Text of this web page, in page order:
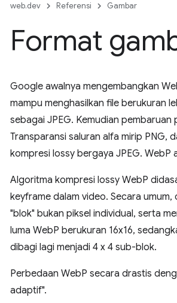
web.dev Referensi Gambar
Format
Google awalnya mengembangkan
mampu menghasilkan file berukuran
sebagai JPEG. Kemudian
Transparansi saluran alfa mirip PNG,
kompresi lossy bergaya JPEG. WebP
Algoritma kompresi lossy WebP
keyframe dalam video. Secara
"blok" bukan piksel individual, serta
luma WebP berukuran 16x16,
dibagi lagi menjadi 4 x 4 sub-blok.
Perbedaan WebP secara drastis
adaptif".